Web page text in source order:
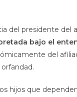
del presidente del
bajo el
del
hijos que